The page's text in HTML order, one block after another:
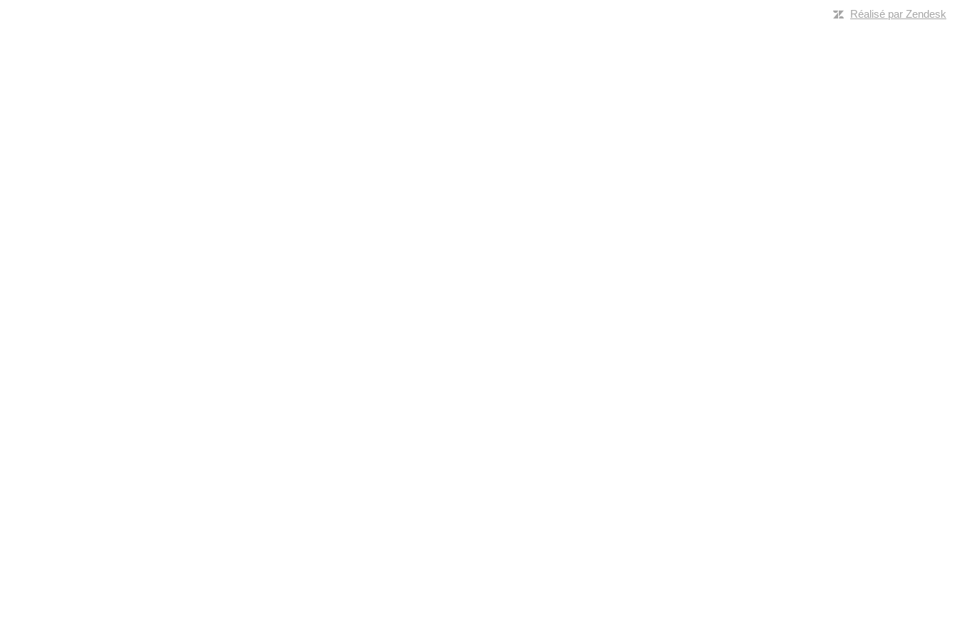
Réalisé par Zendesk